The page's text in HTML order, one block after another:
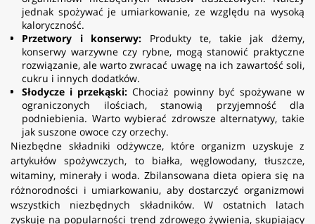
jednak spożywać je umiarkowanie, ze względu na wysoką
kaloryczność.
Przetwory i konserwy: Produkty te, takie jak dżemy,
konserwy warzywne czy rybne, mogą stanowić praktyczne
rozwiązanie, ale warto zwracać uwagę na ich zawartość soli,
cukru i innych dodatków.
Słodycze i przekąski: Chociaż powinny być spożywane w
ograniczonych ilościach, stanowią przyjemność dla
podniebienia. Warto wybierać zdrowsze alternatywy, takie
jak suszone owoce czy orzechy.
Niezbędne składniki odżywcze, które organizm uzyskuje z
artykułów spożywczych, to białka, węglowodany, tłuszcze,
witaminy, minerały i woda. Zbilansowana dieta opiera się na
różnorodności i umiarkowaniu, aby dostarczyć organizmowi
wszystkich niezbędnych składników. W ostatnich latach
zyskuje na popularności trend zdrowego żywienia, skupiający